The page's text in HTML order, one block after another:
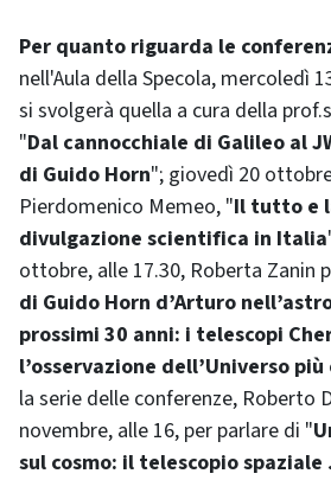
Per quanto riguarda le
nell'Aula della Specola, mercoledì
si svolgerà quella a cura della
"Dal cannocchiale di Galileo al
di Guido Horn"; giovedì 20
Pierdomenico Memeo, "Il tutto e
divulgazione scientifica in Italia
ottobre, alle 17.30, Roberta Zanin
di Guido Horn d’Arturo
prossimi 30 anni: i telescopi
l’osservazione dell’Universo
la serie delle conferenze, Roberto
novembre, alle 16, per parlare di "
sul cosmo: il telescopio spaziale